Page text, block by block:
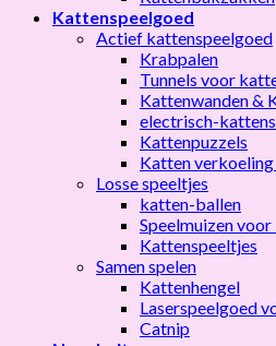
Kattenspeelgoed
Actief kattenspeelgoed
Krabpalen
Tunnels voor
Kattenwanden &
electrisch-
Kattenpuzzels
Katten
Losse speeltjes
katten-ballen
Speelmuizen
Kattenspeeltjes
Samen spelen
Kattenhengel
Laserspeelgoed
Catnip